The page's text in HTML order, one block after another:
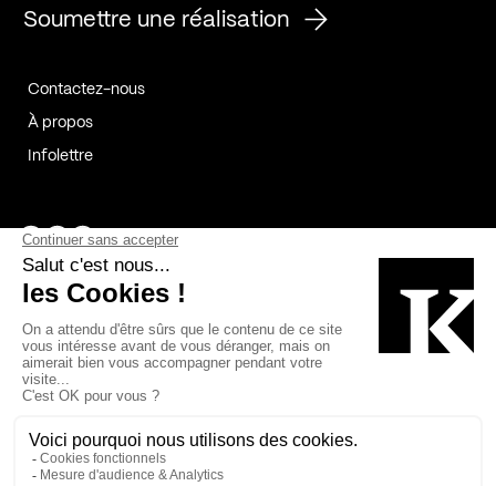
Soumettre une réalisation
Contactez-nous
À propos
Infolettre
Page Facebook de Kollectif
Page Instagram de Kollectif
Page Linkedin de Kollectif
Bâtiment-Durable-Québec-1
Esquisses-1
MP-1 v2com-1